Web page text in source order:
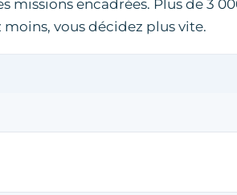
encadrées. Plus de 3
vous décidez plus vite.